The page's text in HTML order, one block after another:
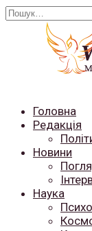
Перейти
Search
Головна
Редакція
Новини
Наука